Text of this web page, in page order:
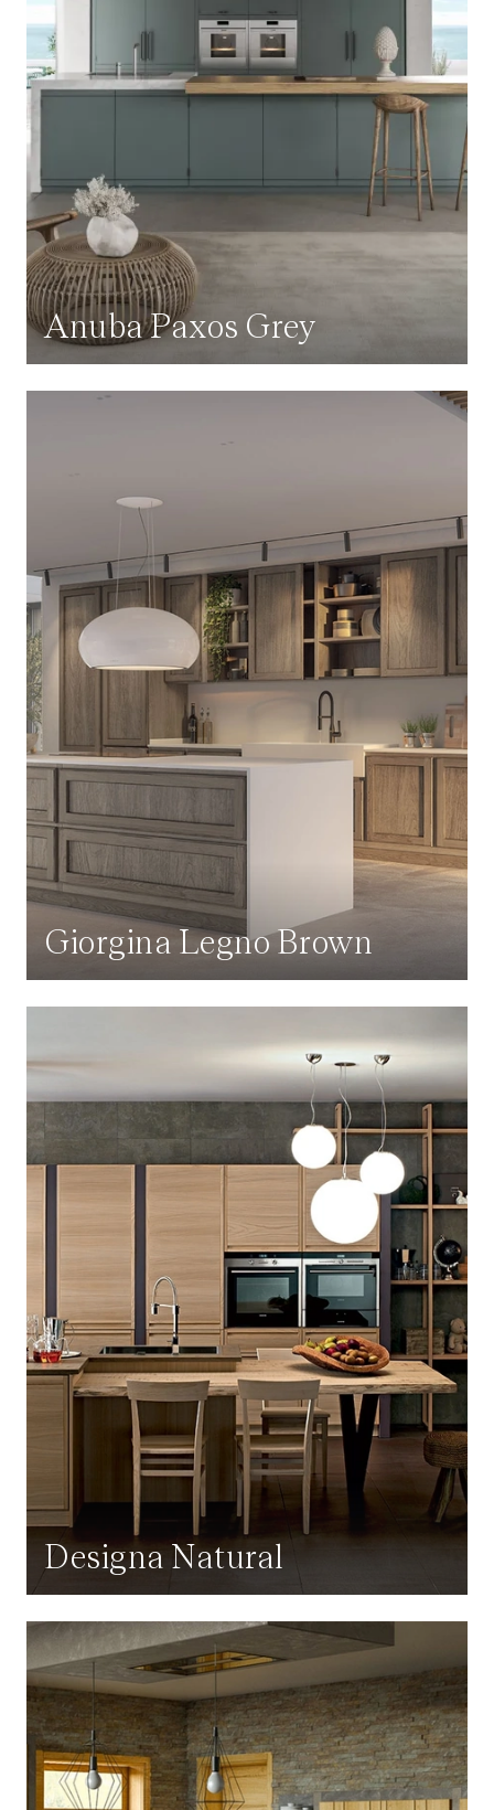
Anuba Paxos Grey
Giorgina Legno Brown
Designa Natural